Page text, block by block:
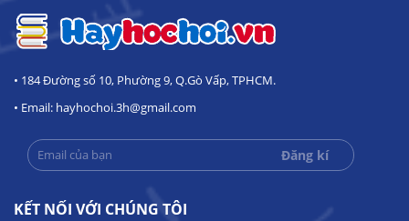
• 184 Đường số 10, Phường 9, Q.Gò Vấp, TPHCM.
• Email: hayhochoi.3h@gmail.com
KẾT NỐI VỚI CHÚNG TÔI